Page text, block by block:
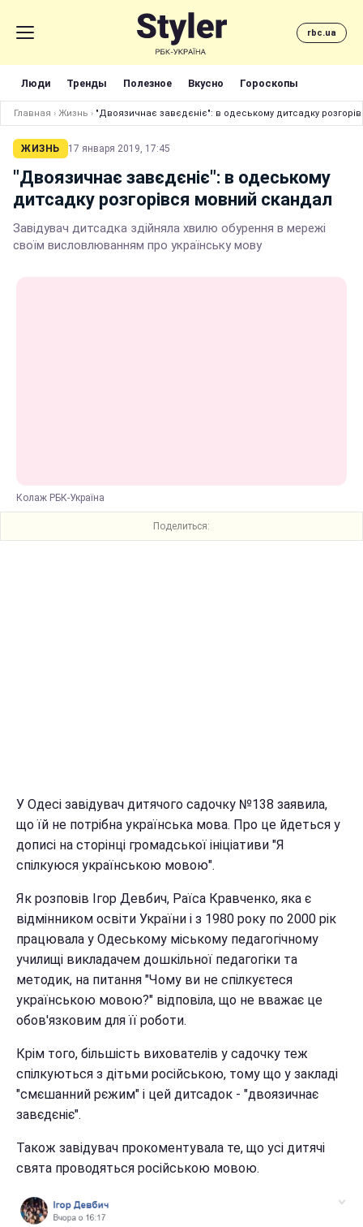
rbc.ua
Люди Тренды Полезное Вкусно Гороскопы
Главная › Жизнь › "Двоязичнає завєдєніє": в одеському дитсадку
ЖИЗНЬ 17 января 2019, 17:45
"Двоязичнає завєдєніє": в одеському
дитсадку розгорівся мовний скандал
Завідувач дитсадка здійняла хвилю обурення в мережі
своїм висловлюванням про українську мову
Колаж РБК-Україна
Поделиться:
У Одесі завідувач дитячого садочку №138 заявила,
що їй не потрібна українська мова. Про це йдеться у
дописі на сторінці громадської ініціативи "Я
спілкуюся українською мовою".
Як розповів Ігор Девбич, Раїса Кравченко, яка є
відмінником освіти України і з 1980 року по 2000 рік
працювала у Одеському міському педагогічному
училищі викладачем дошкільної педагогіки та
методик, на питання "Чому ви не спілкуєтеся
українською мовою?" відповіла, що не вважає це
обов'язковим для її роботи.
Крім того, більшість вихователів у садочку теж
спілкуються з дітьми російською, тому що у закладі
"смєшанний рєжим" і цей дитсадок - "двоязичнає
завєдєніє".
Також завідувач прокоментувала те, що усі дитячі
свята проводяться російською мовою.